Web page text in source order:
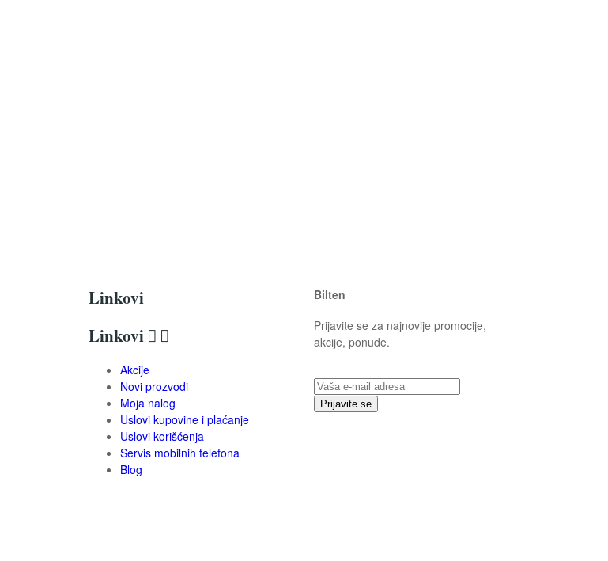
Linkovi
Linkovi  
Akcije
Novi prozvodi
Moja nalog
Uslovi kupovine i plaćanje
Uslovi korišćenja
Servis mobilnih telefona
Blog
Bilten
Prijavite se za najnovije promocije,
akcije, ponude.
Prijavite se